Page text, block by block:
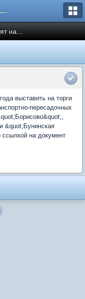
Форум Новостройки
на...
выставить на торги
пересадочных
&quot;Бунинская
на документ